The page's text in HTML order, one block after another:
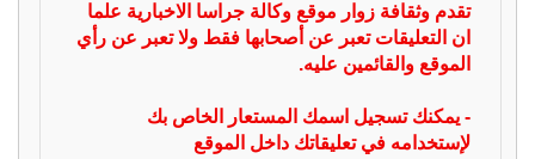
تقدم وثقافة زوار موقع وكالة جراسا الاخبارية علما
ان التعليقات تعبر عن أصحابها فقط ولا تعبر عن رأي
الموقع والقائمين عليه.
- يمكنك تسجيل اسمك المستعار الخاص بك
لإستخدامه في تعليقاتك داخل الموقع